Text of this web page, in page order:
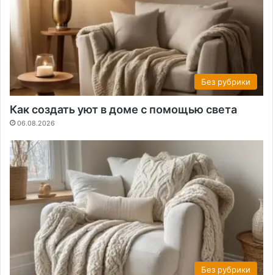
Без рубрики
Как создать уют в доме с помощью света
06.08.2026
Без рубрики